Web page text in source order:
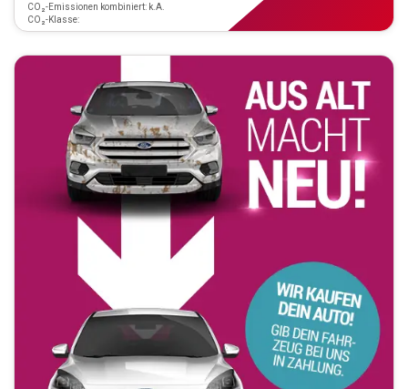
CO₂-Emissionen kombiniert: k.A.
CO₂-Klasse: